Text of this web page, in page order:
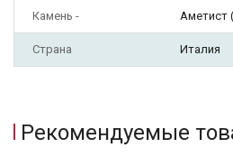
Камень - Аметист
Страна Италия
Рекомендуемые